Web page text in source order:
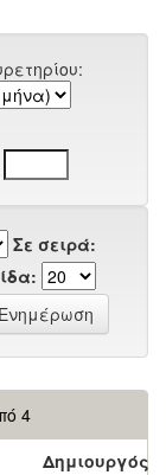
Σε σειρά:
4
Δημιουργός